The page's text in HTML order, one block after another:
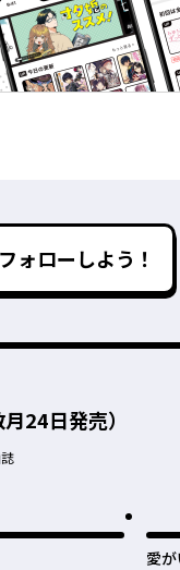
ォローしよう！
24日発売）
愛